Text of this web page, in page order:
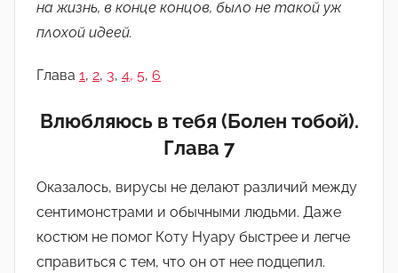
на жизнь, в конце концов, было не такой уж
плохой идеей.
Глава 1, 2, 3, 4, 5, 6
Влюбляюсь в тебя (Болен тобой).
Глава 7
Оказалось, вирусы не делают различий между
сентимонстрами и обычными людьми. Даже
костюм не помог Коту Нуару быстрее и легче
справиться с тем, что он от нее подцепил.